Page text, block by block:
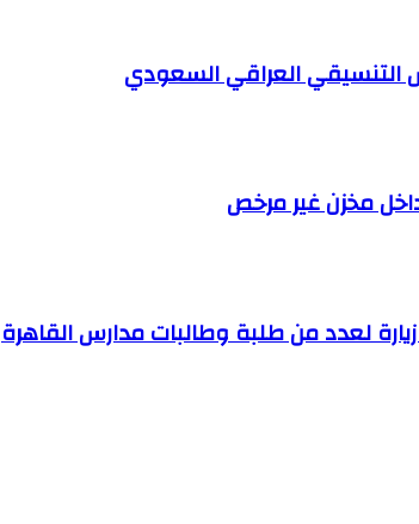
التنسيقي العراقي السعودي
لعدد من طلبة وطالبات مدارس القاهرة